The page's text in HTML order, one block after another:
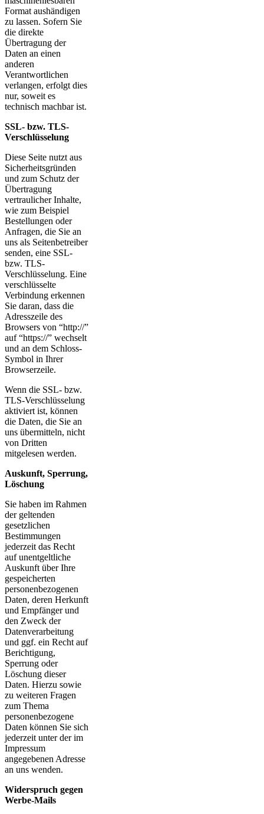
Format aushändigen
zu lassen. Sofern Sie
die direkte
Übertragung der
Daten an einen
anderen
Verantwortlichen
verlangen, erfolgt dies
nur, soweit es
technisch machbar ist.
SSL- bzw. TLS-
Verschlüsselung
Diese Seite nutzt aus
Sicherheitsgründen
und zum Schutz der
Übertragung
vertraulicher Inhalte,
wie zum Beispiel
Bestellungen oder
Anfragen, die Sie an
uns als Seitenbetreiber
senden, eine SSL-
bzw. TLS-
Verschlüsselung. Eine
verschlüsselte
Verbindung erkennen
Sie daran, dass die
Adresszeile des
Browsers von “http://”
auf “https://” wechselt
und an dem Schloss-
Symbol in Ihrer
Browserzeile.
Wenn die SSL- bzw.
TLS-Verschlüsselung
aktiviert ist, können
die Daten, die Sie an
uns übermitteln, nicht
von Dritten
mitgelesen werden.
Auskunft, Sperrung,
Löschung
Sie haben im Rahmen
der geltenden
gesetzlichen
Bestimmungen
jederzeit das Recht
auf unentgeltliche
Auskunft über Ihre
gespeicherten
personenbezogenen
Daten, deren Herkunft
und Empfänger und
den Zweck der
Datenverarbeitung
und ggf. ein Recht auf
Berichtigung,
Sperrung oder
Löschung dieser
Daten. Hierzu sowie
zu weiteren Fragen
zum Thema
personenbezogene
Daten können Sie sich
jederzeit unter der im
Impressum
angegebenen Adresse
an uns wenden.
Widerspruch gegen
Werbe-Mails